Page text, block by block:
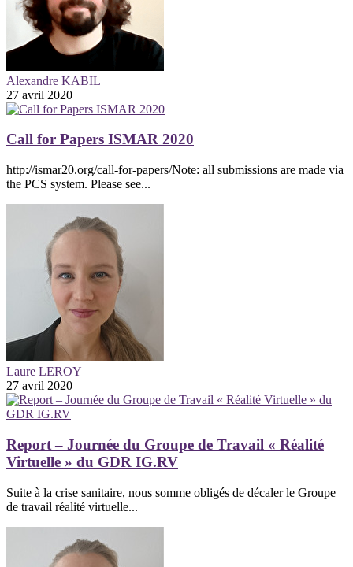
Alexandre KABIL
27 avril 2020
Call for Papers ISMAR 2020
http://ismar20.org/call-for-papers/Note: all submissions are made via
the PCS system. Please see...
Laure LEROY
27 avril 2020
Report – Journée du Groupe de Travail « Réalité
Virtuelle » du GDR IG.RV
Suite à la crise sanitaire, nous somme obligés de décaler le Groupe
de travail réalité virtuelle...